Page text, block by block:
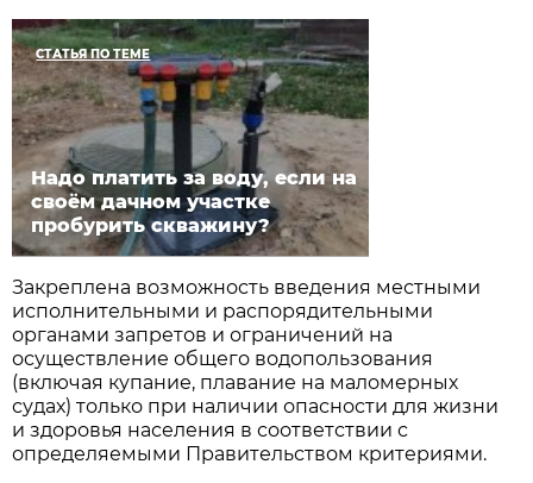
СТАТЬЯ ПО ТЕМЕ
Надо платить за воду, если на
своём дачном участке
пробурить скважину?
Закреплена возможность введения местными
исполнительными и распорядительными
органами запретов и ограничений на
осуществление общего водопользования
(включая купание, плавание на маломерных
судах) только при наличии опасности для жизни
и здоровья населения в соответствии с
определяемыми Правительством критериями.